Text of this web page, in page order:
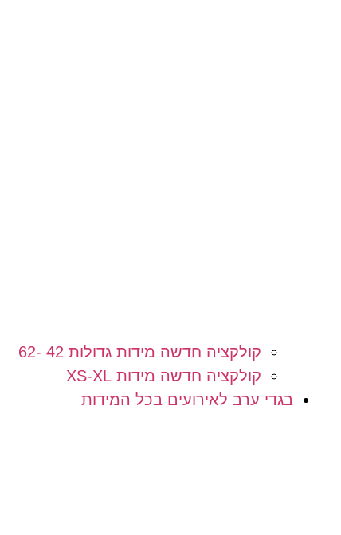
קולקציה חדשה מידות גדולות 42 -62
קולקציה חדשה מידות XS-XL
בגדי ערב לאירועים בכל המידות